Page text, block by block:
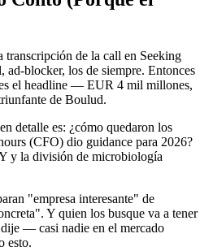
transcripción de la call en Seeking
blocker, los de siempre. Entonces
el headline — EUR 4 mil millones,
de Boulud.
detalle es: ¿cómo quedaron los
(CFO) dio guidance para 2026?
y la división de microbiología
"empresa interesante" de
Y quien los busque va a tener
— casi nadie en el mercado
esto.